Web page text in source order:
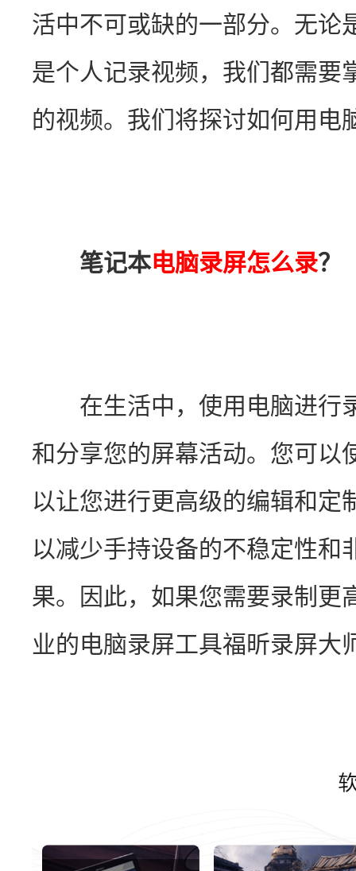
活中不可或缺的一部分。无论
是个人记录视频，我们都需要
的视频。我们将探讨如何用电
笔记本电脑录屏怎么录？
在生活中，使用电脑进行
和分享您的屏幕活动。您可以
以让您进行更高级的编辑和定
以减少手持设备的不稳定性和
果。因此，如果您需要录制更
业的电脑录屏工具福昕录屏大